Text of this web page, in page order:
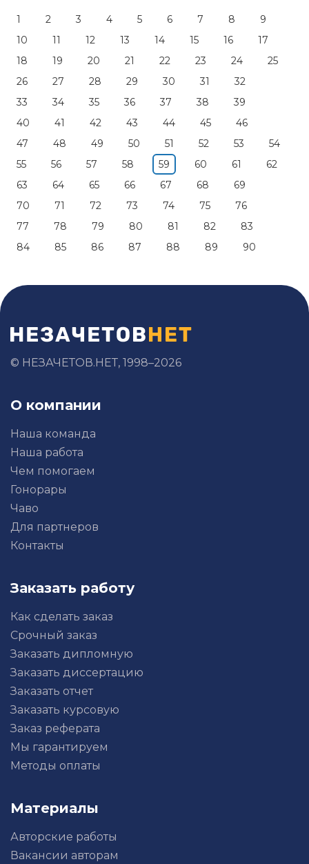
1 2 3 4 5 6 7 8
9
10
11 12 13 14 15 16
17
18
19 20 21 22 23 24
25
26
27 28 29 30 31
32
33
34 35 36 37 38
39
40
41 42 43 44 45
46
47
48 49 50 51 52 53
54
55
56 57 58 59 60 61
62
63
64 65 66 67 68
69
70
71 72 73 74 75
76
77
78 79 80 81 82
83
84
85 86 87 88 89 90
© НЕЗАЧЕТОВ.НЕТ, 1998–2026
О компании
Наша команда
Наша работа
Чем помогаем
Гонорары
Чаво
Для партнеров
Контакты
Заказать работу
Как сделать заказ
Срочный заказ
Заказать дипломную
Заказать диссертацию
Заказать отчет
Заказать курсовую
Заказ реферата
Мы гарантируем
Методы оплаты
Материалы
Авторские работы
Вакансии авторам